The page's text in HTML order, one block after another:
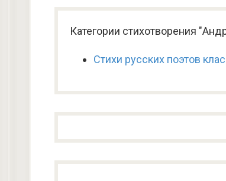
Категории стихотворения
Стихи русских поэтов